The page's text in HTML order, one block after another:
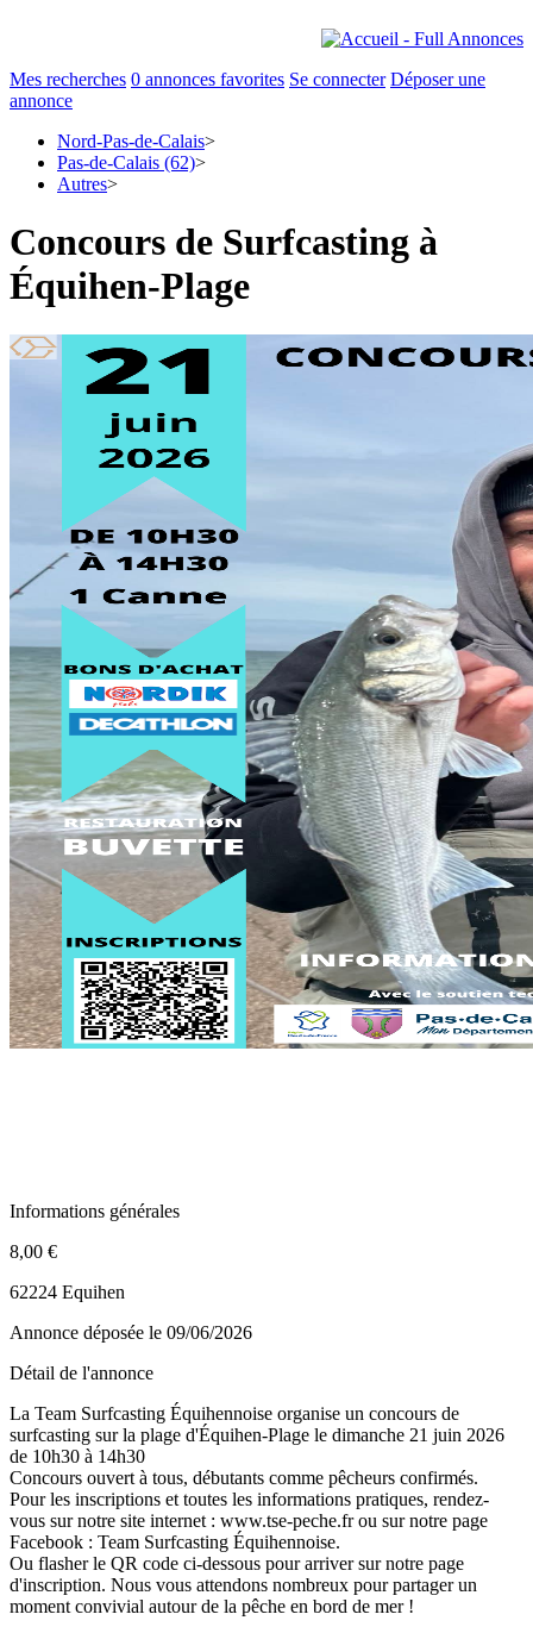
Mes recherches 0 annonces favorites Se connecter Déposer une
annonce
Nord-Pas-de-Calais>
Pas-de-Calais (62)>
Autres>
Concours de Surfcasting à
Équihen-Plage
Informations générales
8,00 €
62224 Equihen
Annonce déposée le 09/06/2026
Détail de l'annonce
La Team Surfcasting Équihennoise organise un concours de
surfcasting sur la plage d'Équihen-Plage le dimanche 21 juin 2026
de 10h30 à 14h30
Concours ouvert à tous, débutants comme pêcheurs confirmés.
Pour les inscriptions et toutes les informations pratiques, rendez-
vous sur notre site internet : www.tse-peche.fr ou sur notre page
Facebook : Team Surfcasting Équihennoise.
Ou flasher le QR code ci-dessous pour arriver sur notre page
d'inscription. Nous vous attendons nombreux pour partager un
moment convivial autour de la pêche en bord de mer !